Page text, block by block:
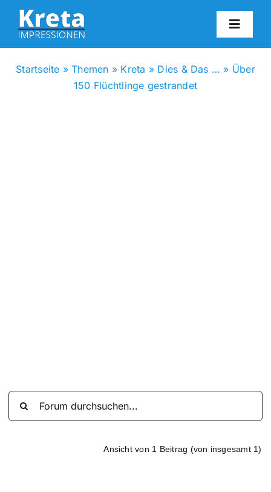
Zum
Inhalt
springen
Startseite »Themen » Kreta » Dies & Das … » Über
150 Flüchtlinge gestrandet
Ansicht von 1 Beitrag (von insgesamt 1)